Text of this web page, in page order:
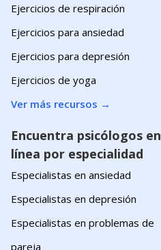
Ejercicios de respiración
Ejercicios para ansiedad
Ejercicios para depresión
Ejercicios de yoga
Ver más recursos →
Encuentra psicólogos en
línea por especialidad
Especialistas en ansiedad
Especialistas en depresión
Especialistas en problemas de
pareja